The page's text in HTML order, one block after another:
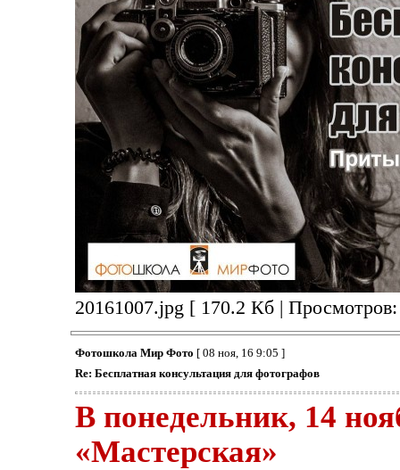
20161007.jpg [ 170.2 Кб |
Фотошкола Мир Фото [ 08 ноя, 16 9:05 ]
Re: Бесплатная консультация для фотографов
В понедельник, 14
«Мастерская»